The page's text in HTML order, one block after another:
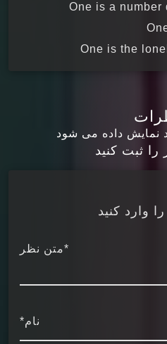
One is a number
One is the
نمایش داده می شود
را ثبت کنید
وارد کنید
*متن نظر
نام*